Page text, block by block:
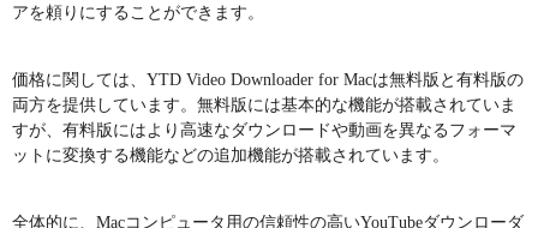
アを頼りにすることができます。
価格に関しては、YTD Video Downloader for Macは無料版と有料版の
両方を提供しています。無料版には基本的な機能が搭載されていま
すが、有料版にはより高速なダウンロードや動画を異なるフォーマ
ットに変換する機能などの追加機能が搭載されています。
全体的に、Macコンピュータ用の信頼性の高いYouTubeダウンローダ